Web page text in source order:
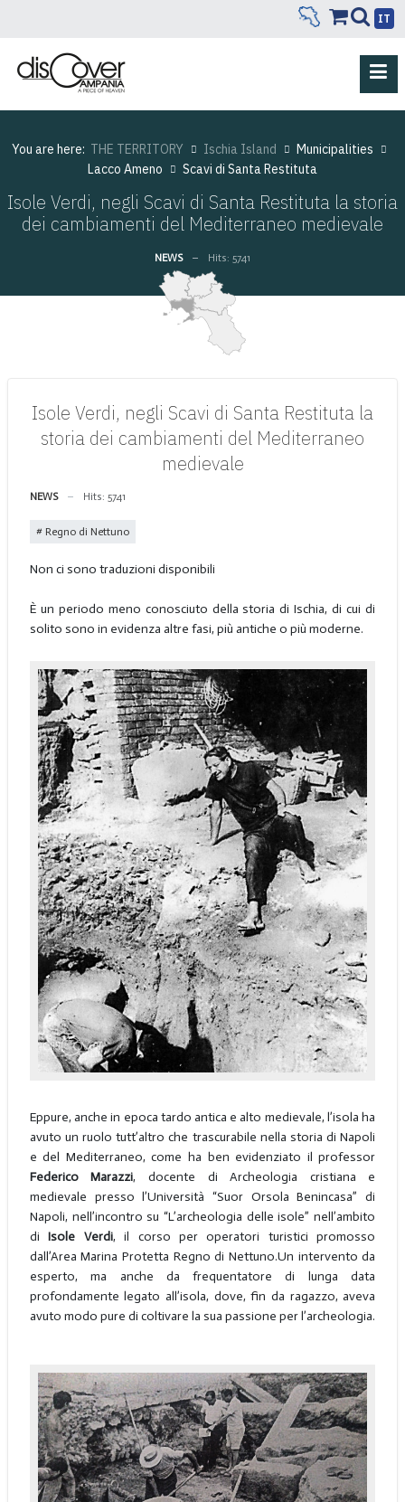
IT
You are here: THE TERRITORY Ischia Island
Municipalities
Lacco Ameno
Scavi di Santa Restituta
Isole Verdi, negli Scavi di Santa Restituta la storia
dei cambiamenti del Mediterraneo medievale
NEWS Hits: 5741
Isole Verdi, negli Scavi di Santa Restituta la
storia dei cambiamenti del Mediterraneo
medievale
NEWS Hits: 5741
Regno di Nettuno
Non ci sono traduzioni disponibili
È un periodo meno conosciuto della storia di Ischia, di cui di
solito sono in evidenza altre fasi, più antiche o più moderne.
Eppure, anche in epoca tardo antica e alto medievale, l’isola ha
avuto un ruolo tutt’altro che trascurabile nella storia di Napoli
e del Mediterraneo, come ha ben evidenziato il professor
Federico Marazzi, docente di Archeologia cristiana e
medievale presso l’Università “Suor Orsola Benincasa” di
Napoli, nell’incontro su “L’archeologia delle isole” nell’ambito
diIsole Verdi, il corso per operatori turistici promosso
dall’Area Marina Protetta Regno di Nettuno.Un intervento da
esperto, ma anche da frequentatore di lunga data
profondamente legato all’isola, dove, fin da ragazzo, aveva
avuto modo pure di coltivare la sua passione per l’archeologia.